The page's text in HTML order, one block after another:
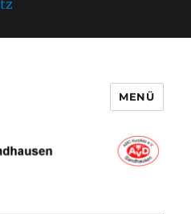
Sandhausen
MENÜ